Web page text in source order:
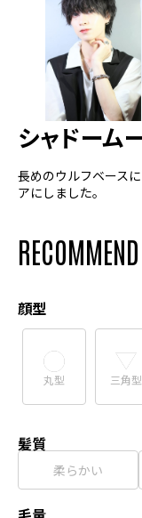
シャドーム
長めのウルフベース
アにしました。
顔型
丸型 三角型
髪質
柔らかい